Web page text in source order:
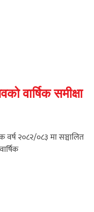
वार्षिक समीक्षा
२०८२/०८३ मा सञ्चालित